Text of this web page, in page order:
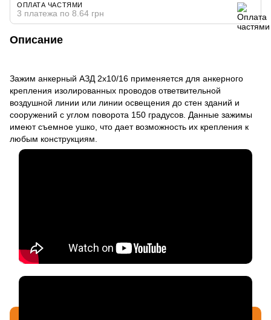
ОПЛАТА ЧАСТЯМИ
3 платежа по 8.64 грн
Описание
Зажим анкерный АЗД 2х10/16 применяется для анкерного
крепления изолированных проводов ответвительной
воздушной линии или линии освещения до стен зданий и
сооружений с углом поворота 150 градусов. Данные зажимы
имеют съемное ушко, что дает возможность их крепления к
любым конструкциям.